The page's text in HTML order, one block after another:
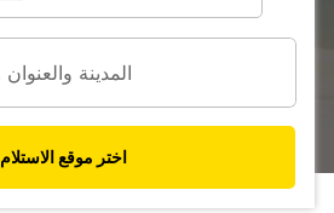
اختر موقع الاستلام